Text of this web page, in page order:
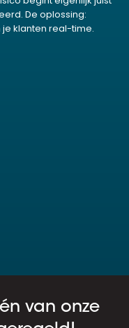
De oplossing:
klanten real-time.
van onze